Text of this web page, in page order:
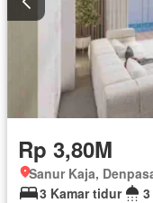
Rp 3,80M
Sanur Kaja,
3 Kamar tidur